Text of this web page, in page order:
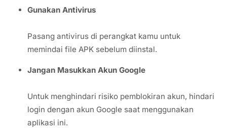
Gunakan Antivirus
Pasang antivirus di perangkat kamu untuk
memindai file APK sebelum diinstal.
Jangan Masukkan Akun Google
Untuk menghindari risiko pemblokiran akun, hindari
login dengan akun Google saat menggunakan
aplikasi ini.